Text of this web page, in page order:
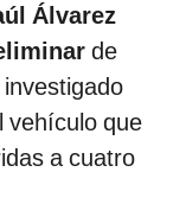
Álvarez
de
vehículo que
a cuatro